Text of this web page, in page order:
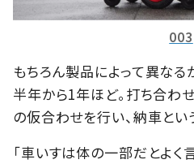
003
もちろん製品によって異な
半年から1年ほど。打ち合わ
の仮合わせを行い、納車とい
「車いすは体の一部だとよく